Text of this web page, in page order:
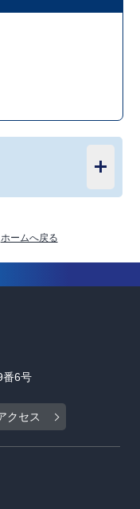
ホームへ戻る
6号
クセス